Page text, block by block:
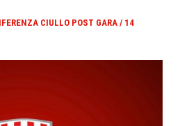
CIULLO POST GARA / 14